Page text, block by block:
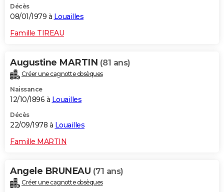
Décès
08/01/1979 à Louailles
Famille TIREAU
Augustine MARTIN (81 ans)
Créer une cagnotte obsèques
Naissance
12/10/1896 à Louailles
Décès
22/09/1978 à Louailles
Famille MARTIN
Angele BRUNEAU (71 ans)
Créer une cagnotte obsèques